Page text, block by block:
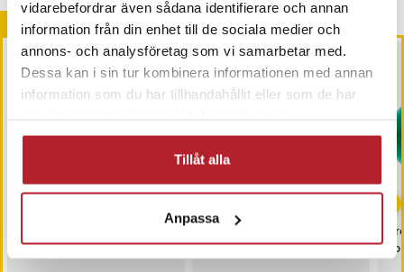
vidarebefordrar även sådana identifierare och annan
information från din enhet till de sociala medier och
annons- och analysföretag som vi samarbetar med.
Dessa kan i sin tur kombinera informationen med annan
information som du har tillhandahållit eller som de har
Tillåt alla
Anpassa
Andra köpte också
Hotellövernattning
-29%
4-Pack AA Maxell
Högkvalitétsbatterier